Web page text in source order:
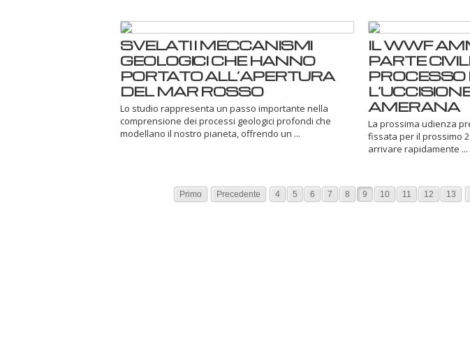
SVELATI I MECCANISMI
GEOLOGICI CHE HANNO
PORTATO ALL’APERTURA
DEL MAR ROSSO
Lo studio rappresenta un passo importante nella
comprensione dei processi geologici profondi che
modellano il nostro pianeta, offrendo un ...
IL WWF
PARTE
PROCESSO
AMERANA
La prossima udienza
fissata per il prossimo
arrivare rapidamente ...
Primo Precedente 4 5 6 7 8 9 10 11 12 13